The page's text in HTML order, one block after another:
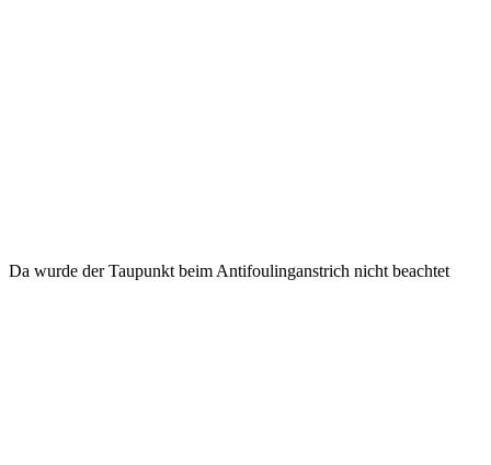
Da wurde der Taupunkt beim Antifoulinganstrich nicht beachtet